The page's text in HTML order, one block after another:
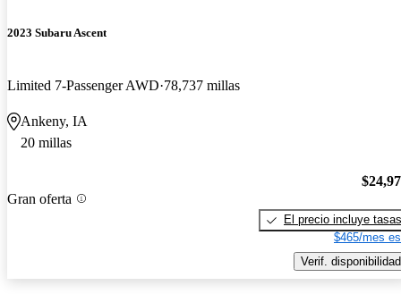
2023 Subaru Ascent
Limited 7-Passenger AWD 78,737 millas
Ankeny, IA
20 millas
Gran oferta
El precio incluye tasas
$465/mes
Verif. disponibilidad